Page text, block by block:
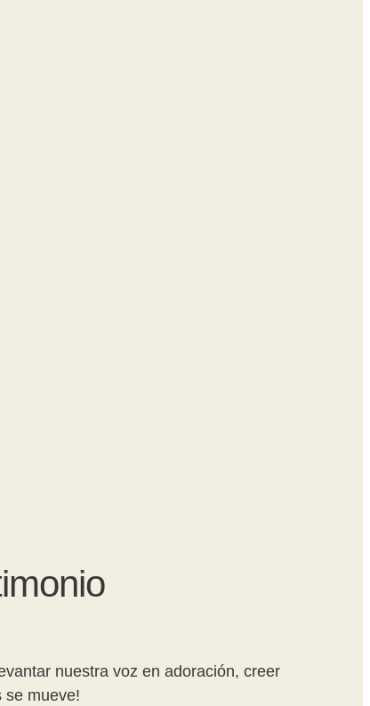
nuestra voz en adoración, creer
se mueve!